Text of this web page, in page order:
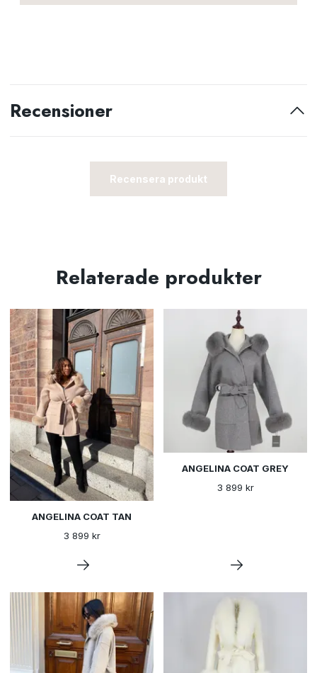
Recensioner
Recensera produkt
Relaterade produkter
ANGELINA COAT TAN
3 899 kr
ANGELINA COAT GREY
3 899 kr